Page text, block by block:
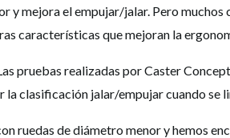
y mejora el empujar/jalar. Pero
características que mejoran la
pruebas realizadas por Caster
clasificación jalar/empujar cuando se
ruedas de diámetro menor y hemos